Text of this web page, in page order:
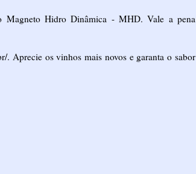
Magneto Hidro Dinâmica - MHD. Vale a pena
. Aprecie os vinhos mais novos e garanta o sabor